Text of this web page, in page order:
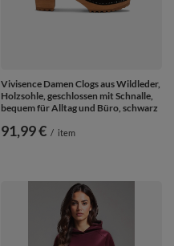
Vivisence Damen Clogs aus Wildleder,
Holzsohle, geschlossen mit Schnalle,
bequem für Alltag und Büro, schwarz
91,99 € / item